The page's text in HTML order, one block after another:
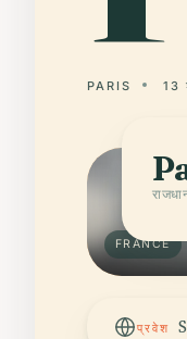
PARIS 13
FRANCE
प्रवेश